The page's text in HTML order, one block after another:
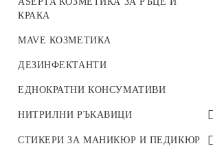
SAND COLLECTION
SUMMER SNOW COLLECTION
ARTER ГЕЛ БОЯ
КРАКА
MAVE КОЗМЕТИКА
ДЕЗИНФЕКТАНТИ
ЕДНОКРАТНИ КОНСУМАТИВИ
НИТРИЛНИ РЪКАВИЦИ
НИТРИЛНИ РЪКАВИЦИ
СТИКЕРИ ЗА МАНИКЮР И ПЕДИКЮР